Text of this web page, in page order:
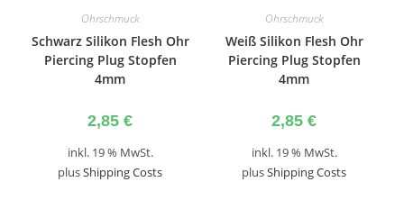
Ohrschmuck
Schwarz Silikon Flesh Ohr
Piercing Plug Stopfen
4mm
2,85 €
inkl. 19 % MwSt.
plusShipping Costs
Ohrschmuck
Weiß Silikon Flesh Ohr
Piercing Plug Stopfen
4mm
2,85 €
inkl. 19 % MwSt.
plusShipping Costs